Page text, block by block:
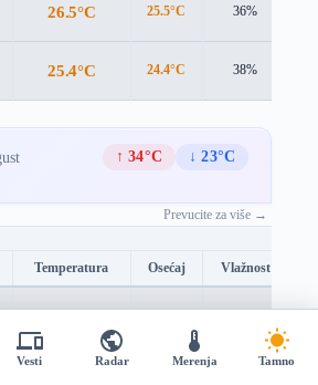
26.5°C 25.5°C 36%
25.4°C 24.4°C 38%
↑ 34°C
↓ 23°C
Prevucite za više →
Temperatura Osećaj Vlažnost
24.4°C
Vesti Radar Merenja Tamno